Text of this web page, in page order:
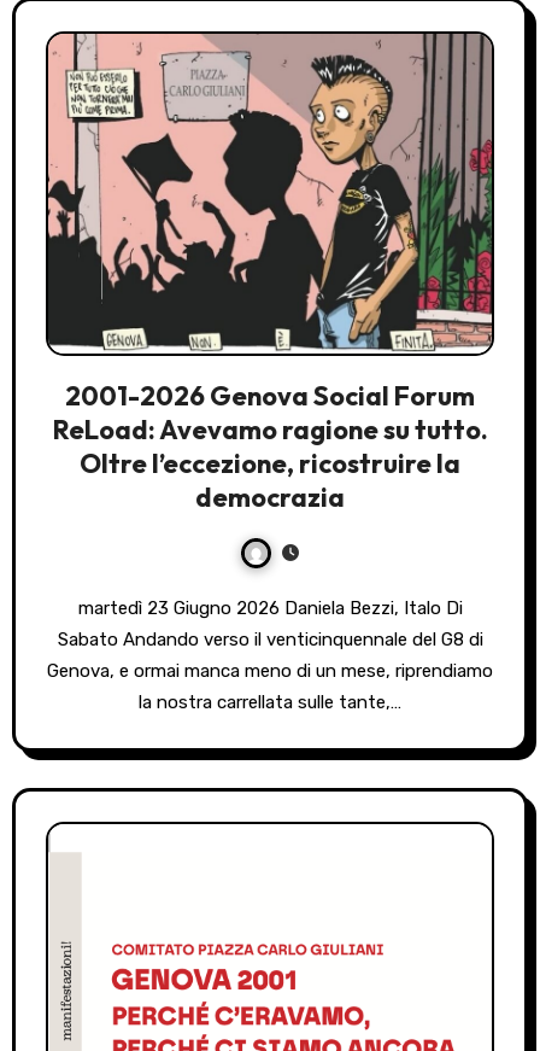
2001-2026 Genova Social Forum
ReLoad: Avevamo ragione su tutto.
Oltre l’eccezione, ricostruire la
democrazia
martedì 23 Giugno 2026 Daniela Bezzi, Italo Di
Sabato Andando verso il venticinquennale del G8 di
Genova, e ormai manca meno di un mese, riprendiamo
la nostra carrellata sulle tante,…